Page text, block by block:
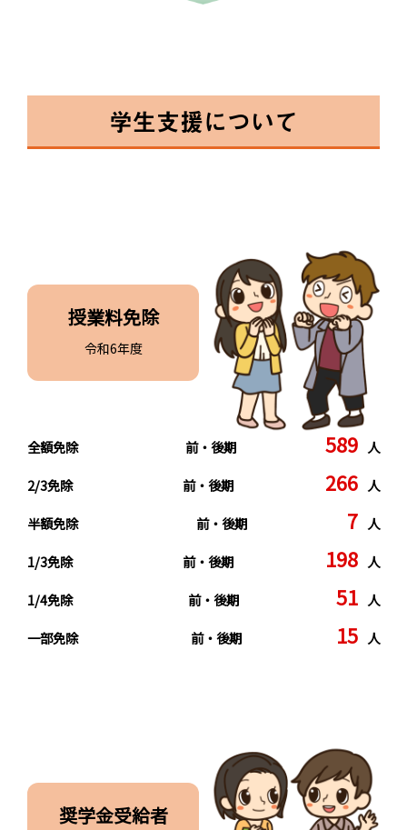
学生支援について
授業料免除
令和6年度
全額免除 前・後期 589 人
2/3免除
前・後期 266 人
半額免除
前・後期 7 人
1/3免除
前・後期 198 人
1/4免除
前・後期 51 人
一部免除
前・後期 15 人
奨学金受給者